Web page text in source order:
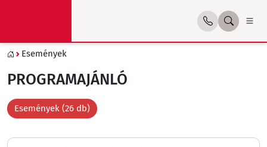
Események
PROGRAMAJÁNLÓ
Események (26 db)